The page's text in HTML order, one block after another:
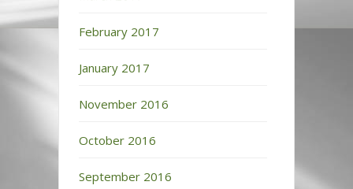
February 2017
January 2017
November 2016
October 2016
September 2016